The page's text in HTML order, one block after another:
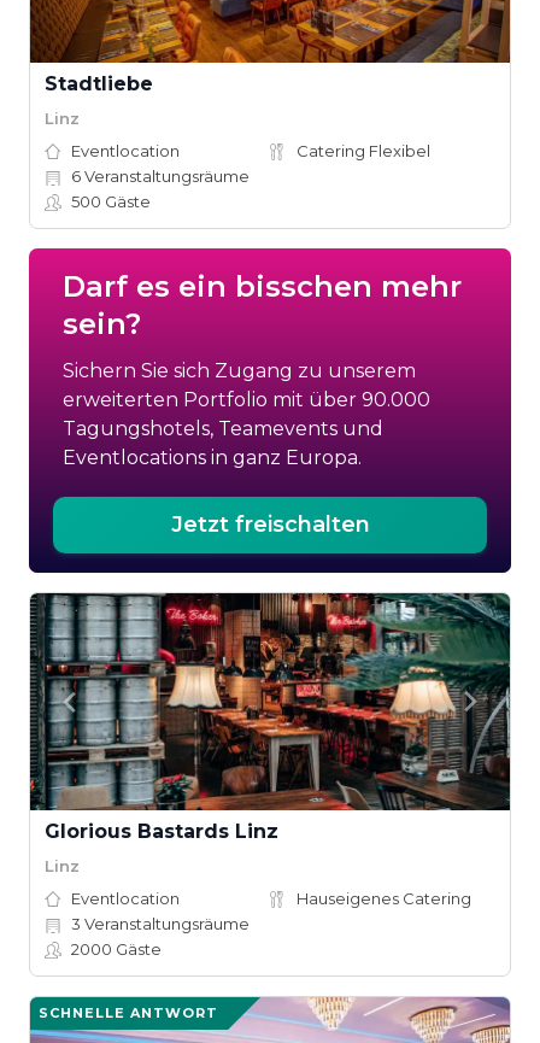
Stadtliebe
Linz
Eventlocation
Catering Flexibel
6Veranstaltungsräume
500 Gäste
Darf es ein bisschen mehr
sein?
Sichern Sie sich Zugang zu unserem
erweiterten Portfolio mit über 90.000
Tagungshotels, Teamevents und
Eventlocations in ganz Europa.
Jetzt freischalten
Glorious Bastards Linz
Linz
Eventlocation
Hauseigenes Catering
3 Veranstaltungsräume
2000 Gäste
SCHNELLE ANTWORT